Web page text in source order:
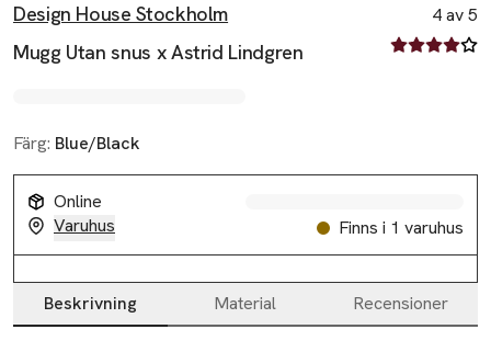
Design House Stockholm
Mugg Utan snus x Astrid Lindgren
4 av 5
4 av fem
Färg: Blue/Black
Online
Varuhus
Finns i 1 varuhus
Beskrivning Material Recensioner